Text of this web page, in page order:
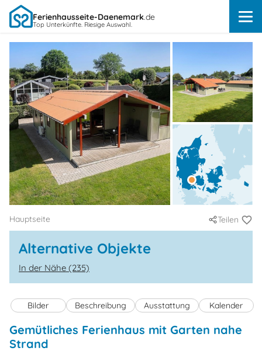
Ferienhausseite-Daenemark.de
Top Unterkünfte. Riesige Auswahl.
Hauptseite Teilen
Alternative Objekte
In der Nähe (235)
Bilder Beschreibung Ausstattung Kalender
Gemütliches Ferienhaus mit Garten nahe
Strand